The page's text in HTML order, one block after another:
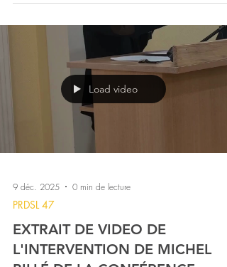
Si vous souhaitez vous former au métier de
moniteur éducateur, ne manquez pas l’information
collective organisée par l’ADES ! 3 février 2026,
de 18h à 19h30, en format distanciel (Zoom).
Pourquoi participer ? Vous découvrirez les
modalités et objectifs du Diplôme d’État de
Moniteur Éducateur (DEME) , ainsi que les
différentes voies d'accès. Points essentiels de la
formation : Deux voies adaptées à votre
9 déc. 2025